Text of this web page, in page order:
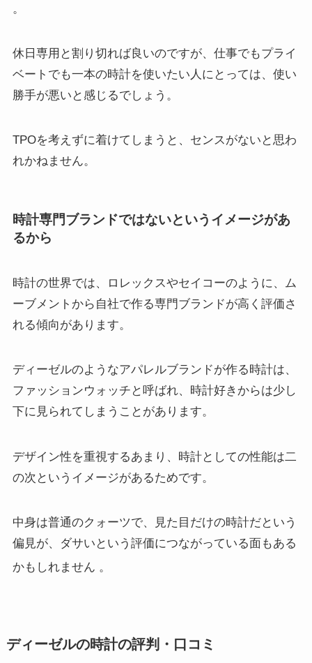
。
休日専用と割り切れば良いのですが、仕事でもプライ
ベートでも一本の時計を使いたい人にとっては、使い
勝手が悪いと感じるでしょう。
TPOを考えずに着けてしまうと、センスがないと思わ
れかねません。
時計専門ブランドではないというイメージがあ
るから
時計の世界では、ロレックスやセイコーのように、ム
ーブメントから自社で作る専門ブランドが高く評価さ
れる傾向があります。
ディーゼルのようなアパレルブランドが作る時計は、
ファッションウォッチと呼ばれ、時計好きからは少し
下に見られてしまうことがあります。
デザイン性を重視するあまり、時計としての性能は二
の次というイメージがあるためです。
中身は普通のクォーツで、見た目だけの時計だという
偏見が、ダサいという評価につながっている面もある
かもしれません 。
ディーゼルの時計の評判・口コミ